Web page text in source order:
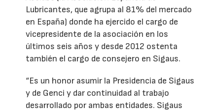
Lubricantes, que agrupa al 81% del mercado
en España) donde ha ejercido el cargo de
vicepresidente de la asociación en los
últimos seis años y desde 2012 ostenta
también el cargo de consejero en Sigaus.
“Es un honor asumir la Presidencia de Sigaus
y de Genci y dar continuidad al trabajo
desarrollado por ambas entidades. Sigaus